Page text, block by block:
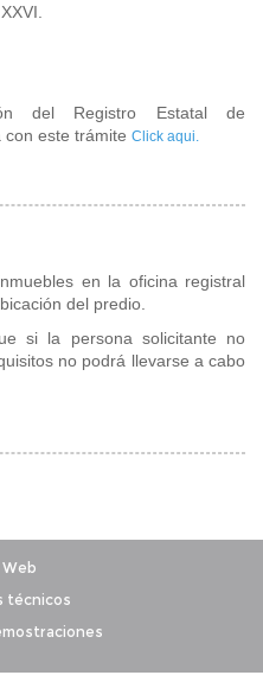
del Registro Estatal de
con este trámite Click aqui.
en la oficina registral
del predio.
si la persona solicitante no
no podrá llevarse a cabo
Web
técnicos